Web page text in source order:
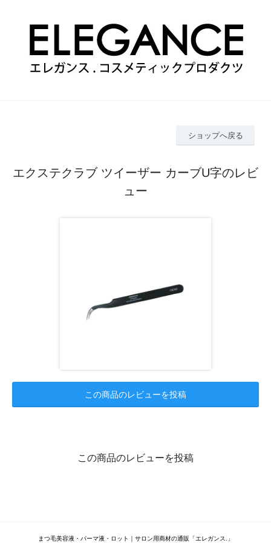
ショップへ戻る
エクステクラブ ツイーザー カーブU字のレビ
ュー
この商品のレビューを投稿
この商品のレビューを投稿
まつ毛美容液・パーマ液・ロット｜サロン用商材の通販「エレガンス.」